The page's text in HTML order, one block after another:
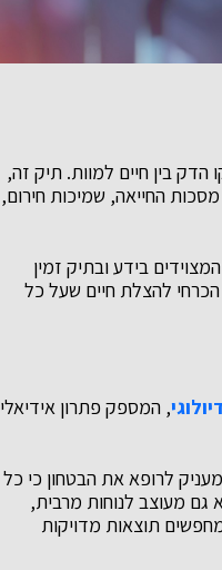
הדק בין חיים למוות. תיק זה,
החייאה, שמיכות חירום,
בידע ובתיק זמין
הכרחי להצלת חיים שעל כל
, המספק פתרון אידיאלי
לרופא את הבטחון כי כל
גם מעוצב לנוחות מרבית,
תוצאות מדויקות